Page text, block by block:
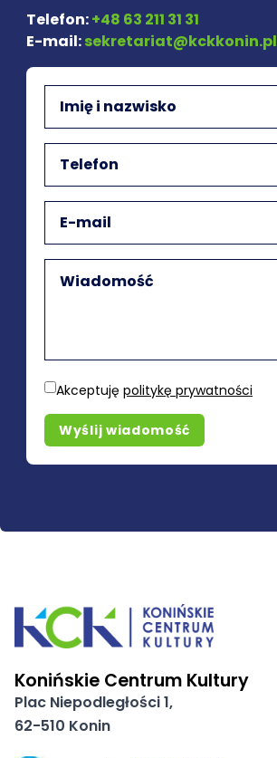
Telefon:+48 63 211 31 31
E-mail:sekretariat@kckkonin.pl
Akceptuję politykę prywatności
Wyślij wiadomość
Konińskie Centrum Kultury
Plac Niepodległości 1,
62-510 Konin